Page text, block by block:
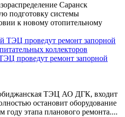
Саранск
подготовку системы
к новому отопительному
проведут ремонт запорной
ТЭЦ АО ДГК, входит
остановит оборудование
году этапа планового ремонта....